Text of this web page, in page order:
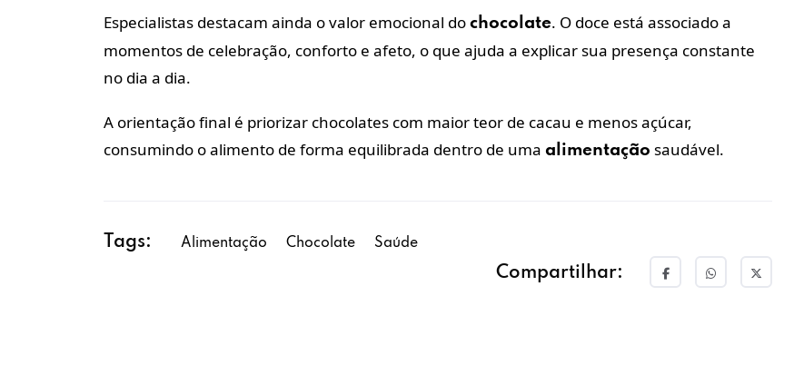
Especialistas destacam ainda o valor emocional do chocolate. O doce está associado a
momentos de celebração, conforto e afeto, o que ajuda a explicar sua presença constante
no dia a dia.
A orientação final é priorizar chocolates com maior teor de cacau e menos açúcar,
consumindo o alimento de forma equilibrada dentro de uma alimentação saudável.
Tags: Alimentação Chocolate Saúde
Compartilhar: